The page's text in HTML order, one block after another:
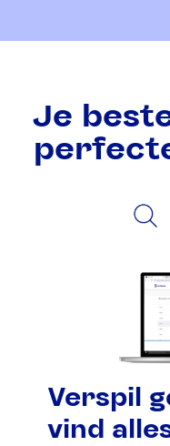
Je
Verspil
vind